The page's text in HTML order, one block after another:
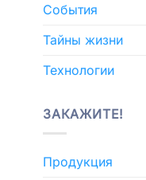
События
Тайны жизни
Технологии
ЗАКАЖИТЕ!
Продукция